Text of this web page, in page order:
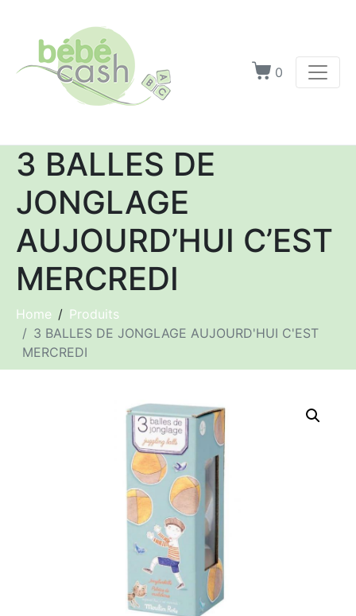
0
3 BALLES DE
JONGLAGE
AUJOURD’HUI C’EST
MERCREDI
Home
Produits
3 BALLES DE JONGLAGE AUJOURD'HUI C'EST
MERCREDI